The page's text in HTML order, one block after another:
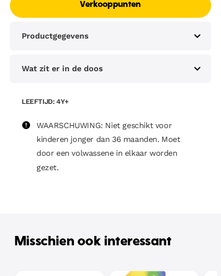
Verkooppunten
Productgegevens
Wat zit er in de doos
LEEFTIJD: 4Y+
WAARSCHUWING: Niet geschikt voor
kinderen jonger dan 36 maanden. Moet
door een volwassene in elkaar worden
gezet.
Misschien ook interessant